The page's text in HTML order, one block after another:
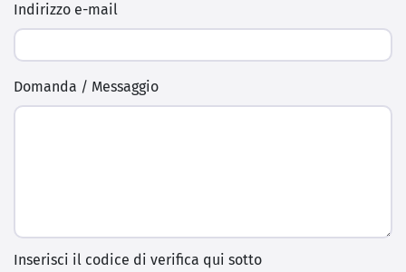
Indirizzo e-mail
Domanda / Messaggio
Inserisci il codice di verifica qui sotto